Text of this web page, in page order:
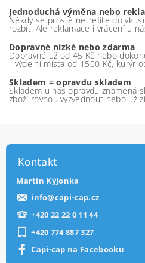
Jednoduchá výměna nebo
Někdy se prostě netrefíte do
rozbít. Ale reklamace i vrácení u
Dopravné nízké nebo zdarma
Dopravné už od 45 Kč nebo
- výdejní místa od 1500 Kč, kurýr
Skladem = opravdu skladem
Skladem u nás opravdu znamená
zboží rovnou vyzvednout nebo už
Kontakt
Martin Kýjonka
info@capi-cap.cz
+420 22 22 0 11 44
+420 774 887 327
Capi-cap na Facebooku